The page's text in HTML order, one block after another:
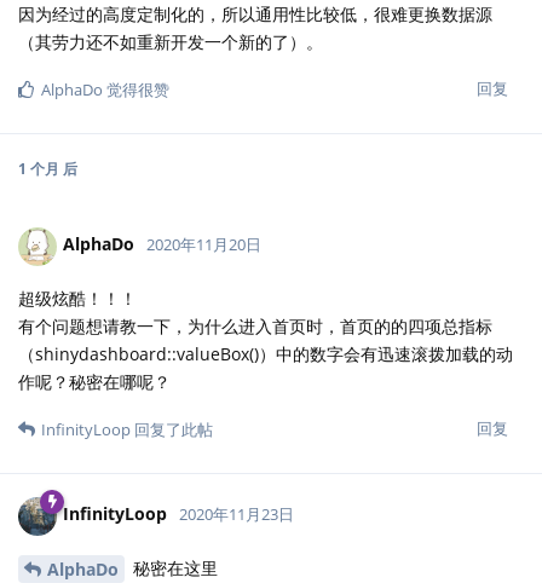
因为经过的高度定制化的，所以通用性比较低，很难更换数据源
（其劳力还不如重新开发一个新的了）。
回复
AlphaDo 觉得很赞
1 个月 后
AlphaDo 2020年11月20日
超级炫酷！！！
有个问题想请教一下，为什么进入首页时，首页的的四项总指标
（shinydashboard::valueBox()）中的数字会有迅速滚拨加载的动
作呢？秘密在哪呢？
回复
InfinityLoop 回复了此帖
InfinityLoop 2020年11月23日
AlphaDo
秘密在这里